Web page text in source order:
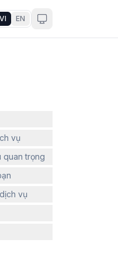
VI EN
vụ
quan trọng
vụ